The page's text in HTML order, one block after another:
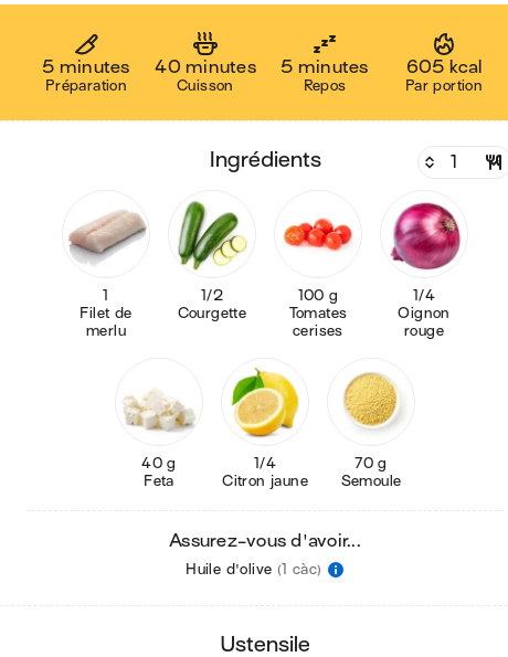
5 minutes
Préparation
40 minutes
Cuisson
5 minutes
Repos
605 kcal
Par portion
ingrédients
1
Filet de
merlu
1/2
Courgette
100 g
Tomates
cerises
1/4
Oignon
rouge
40 g
Feta
1/4
Citron jaune
70 g
Semoule
Assurez-vous d'avoir...
Huile d'olive (1 càc)
ustensile